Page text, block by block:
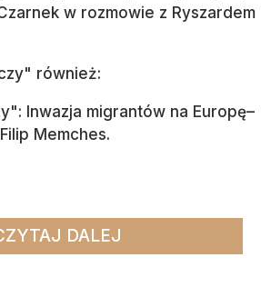
w rozmowie z Ryszardem
również:
Inwazja migrantów na Europę–
Memches.
DALEJ